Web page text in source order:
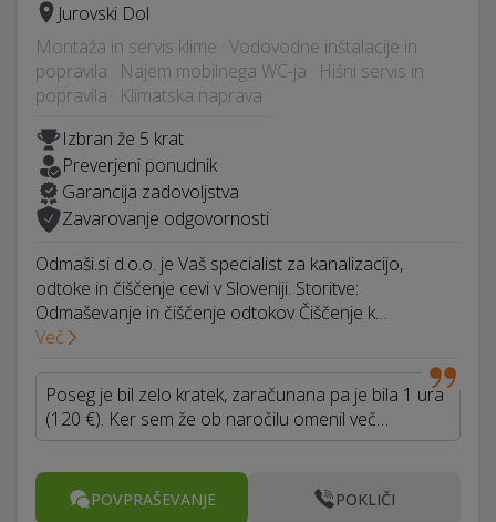
Jurovski Dol
Montaža in servis klime · Vodovodne inštalacije in
popravila · Najem mobilnega WC-ja · Hišni servis in
popravila · Klimatska naprava
Izbran že 5 krat
Preverjeni ponudnik
Garancija zadovoljstva
Zavarovanje odgovornosti
Odmaši.si d.o.o. je Vaš specialist za kanalizacijo,
odtoke in čiščenje cevi v Sloveniji. Storitve:
Odmaševanje in čiščenje odtokov Čiščenje k…
Več
Poseg je bil zelo kratek, zaračunana pa je bila 1 ura
(120 €). Ker sem že ob naročilu omenil več…
POVPRAŠEVANJE POKLIČI